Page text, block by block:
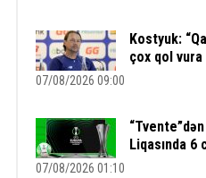
Kostyuk:
çox qol
07/08/2026 09:00
Liqasında 6
07/08/2026 01:10